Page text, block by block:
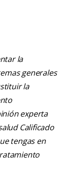
la
generales
la
experta
Calificado
tengas en